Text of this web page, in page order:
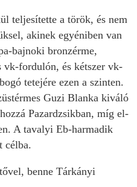
teljesítette a török, és nem
akinek egyéniben van
bajnoki bronzérme,
vk-fordulón, és kétszer vk-
tetejére ezen a szinten.
Guzi Blanka kiváló
Pazardzsikban, míg el-
A tavalyi Eb-harmadik
célba.
benne Tárkányi